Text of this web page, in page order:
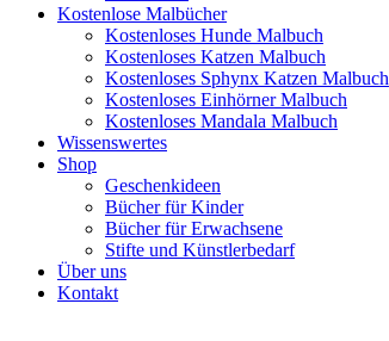
Kostenlose Malbücher
Kostenloses Hunde Malbuch
Kostenloses Katzen Malbuch
Kostenloses Sphynx Katzen Malbuch
Kostenloses Einhörner Malbuch
Kostenloses Mandala Malbuch
Wissenswertes
Shop
Geschenkideen
Bücher für Kinder
Bücher für Erwachsene
Stifte und Künstlerbedarf
Über uns
Kontakt